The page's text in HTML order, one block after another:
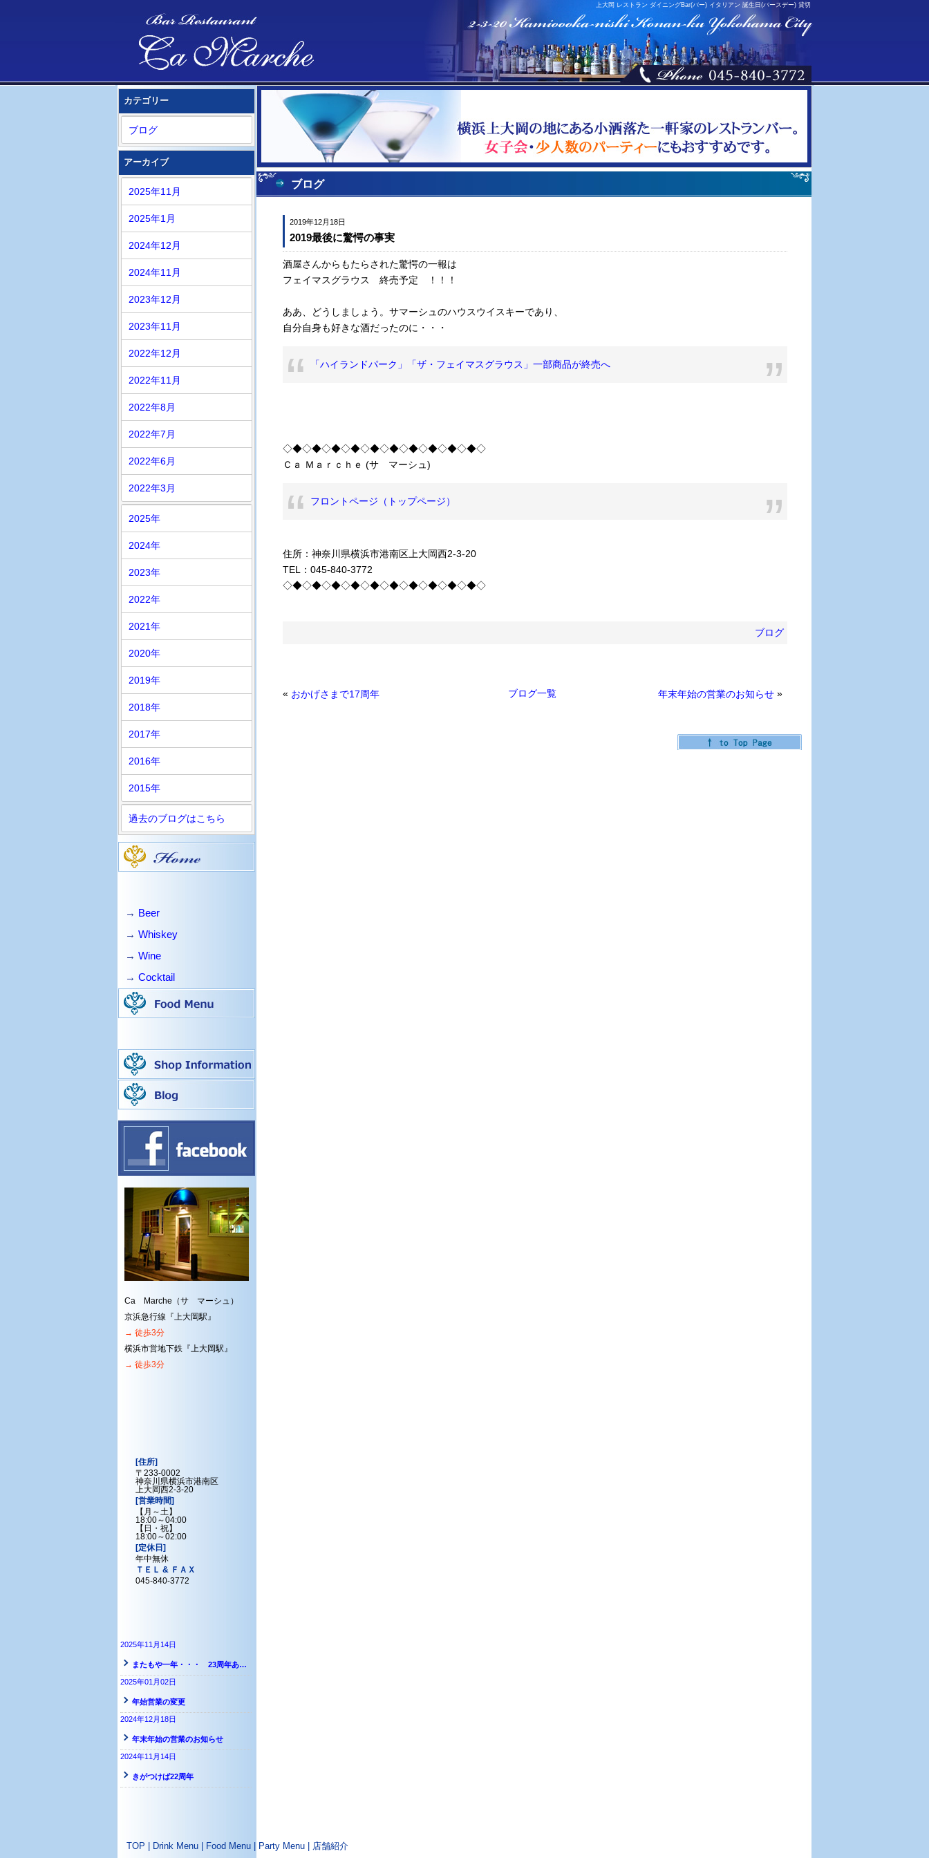
上大岡 レストラン ダイニングBar(バー) イタリアン 誕生日(バースデー) 貸切
カテゴリー
ブログ
アーカイブ
2025年11月
2025年1月
2024年12月
2024年11月
2023年12月
2023年11月
2022年12月
2022年11月
2022年8月
2022年7月
2022年6月
2022年3月
2025年
2024年
2023年
2022年
2021年
2020年
2019年
2018年
2017年
2016年
2015年
過去のブログはこちら
→ Beer
→ Whiskey
→ Wine
→ Cocktail
Ca Marche（サ マーシュ）
京浜急行線『上大岡駅』
→ 徒歩3分
横浜市営地下鉄『上大岡駅』
→ 徒歩3分
[住所]
〒233-0002
神奈川県横浜市港南区
上大岡西2-3-20
[営業時間]
【月～土】
18:00～04:00
【日・祝】
18:00～02:00
[定休日]
年中無休
ＴＥＬ & ＦＡＸ
045-840-3772
2025年11月14日
またもや一年・・・ 23周年ありがとうございます
2025年01月02日
年始営業の変更
2024年12月18日
年末年始の営業のお知らせ
2024年11月14日
きがつけば22周年
ブログ
2019年12月18日
2019最後に驚愕の事実
酒屋さんからもたらされた驚愕の一報は
フェイマスグラウス 終売予定 ！！！
ああ、どうしましょう。サマーシュのハウスウイスキーであり、
自分自身も好きな酒だったのに・・・
「ハイランドパーク」「ザ・フェイマスグラウス」一部商品が終売へ
◇◆◇◆◇◆◇◆◇◆◇◆◇◆◇◆◇◆◇◆◇
Ｃａ Ｍａｒｃｈｅ (サ マーシュ)
フロントページ（トップページ）
住所：神奈川県横浜市港南区上大岡西2-3-20
TEL：045-840-3772
◇◆◇◆◇◆◇◆◇◆◇◆◇◆◇◆◇◆◇◆◇
ブログ
« おかげさまで17周年 ブログ一覧 年末年始の営業のお知らせ»
TOP Drink Menu| Food Menu| Party Menu| 店舗紹介